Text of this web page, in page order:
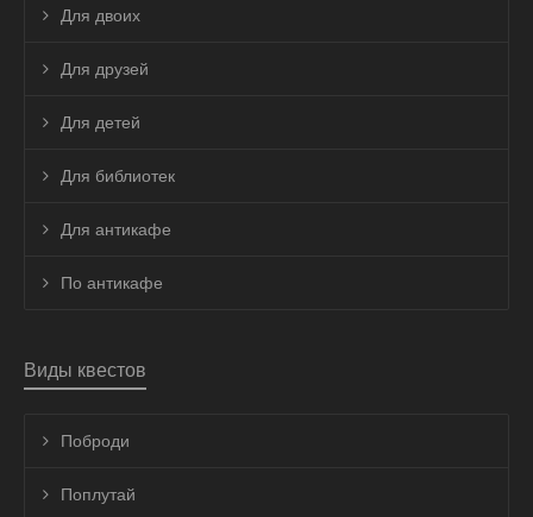
Для двоих
Для друзей
Для детей
Для библиотек
Для антикафе
По антикафе
Виды квестов
Поброди
Поплутай